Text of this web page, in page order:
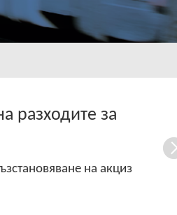
разходите за
на акциз